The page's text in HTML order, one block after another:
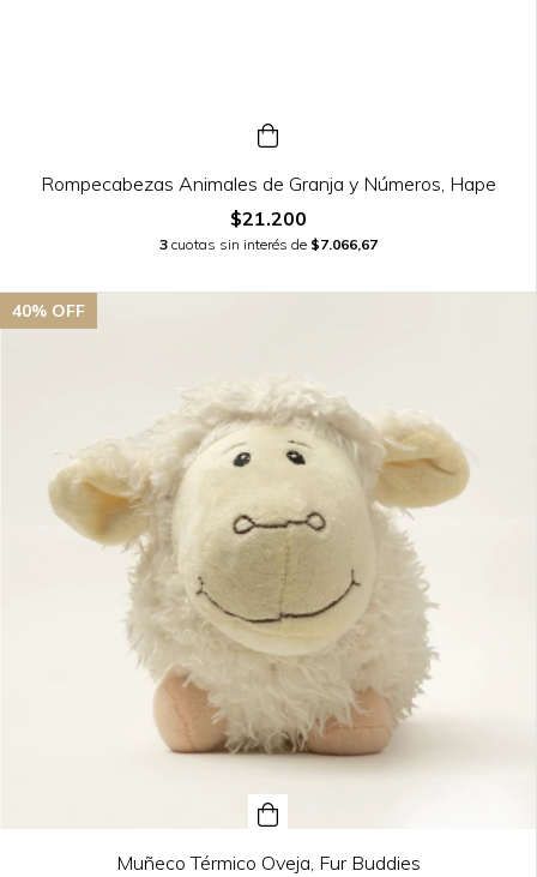
Rompecabezas Animales de Granja y Números, Hape
$21.200
3 cuotas sin interés de $7.066,67
40% OFF
Muñeco Térmico Oveja, Fur Buddies